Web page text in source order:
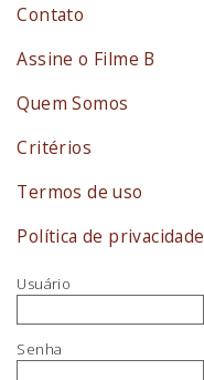
Contato
Assine o Filme B
Quem Somos
Critérios
Termos de uso
Política de privacidade
Usuário
Senha